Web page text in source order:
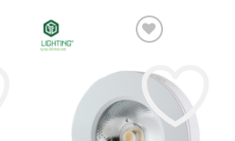
1,040,000₫